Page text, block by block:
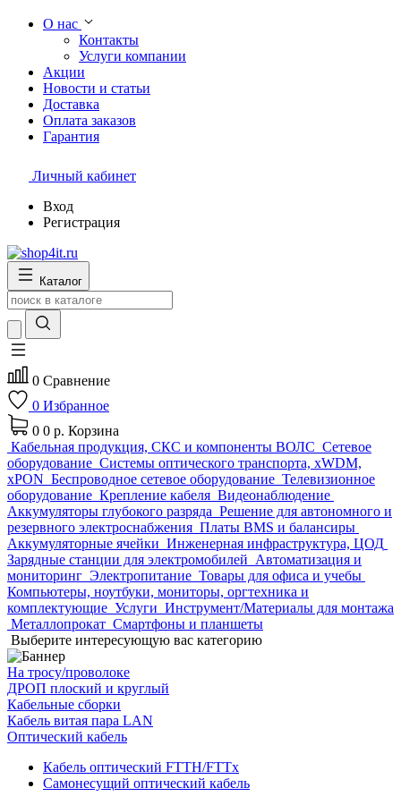
О нас
Контакты
Услуги компании
Акции
Новости и статьи
Доставка
Оплата заказов
Гарантия
Личный кабинет
Вход
Регистрация
Каталог
0 Сравнение
0 Избранное
0 0 р. Корзина
Кабельная продукция, СКС и компоненты ВОЛС Сетевое
оборудование Системы оптического транспорта, xWDM,
xPON Беспроводное сетевое оборудование Телевизионное
оборудование Крепление кабеля Видеонаблюдение
Аккумуляторы глубокого разряда Решение для автономного и
резервного электроснабжения Платы BMS и балансиры
Аккумуляторные ячейки Инженерная инфраструктура, ЦОД
Зарядные станции для электромобилей Автоматизация и
мониторинг Электропитание Товары для офиса и учебы
Компьютеры, ноутбуки, мониторы, оргтехника и
комплектующие Услуги Инструмент/Материалы для монтажа
Металлопрокат Смартфоны и планшеты
Выберите интересующую вас категорию
На тросу/проволоке
ДРОП плоский и круглый
Кабельные сборки
Кабель витая пара LAN
Оптический кабель
Кабель оптический FTTH/FTTx
Самонесущий оптический кабель